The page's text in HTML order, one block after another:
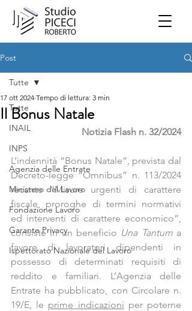
Post
Tutte
INAIL
INPS
Agenzia delle Entrate
Ministero del Lavoro
Fondazione Lavoro
Garante Privacy
Ispettorato Nazionale del Lavoro
Tutte
Il Bonus Natale
17 ott 2024 Tempo di lettura: 3 min
Notizia Flash n. 32/2024
L’indennità “Bonus Natale”, prevista dal
Decreto-legge “Omnibus” n. 113/2024
recante “Misure urgenti di carattere
fiscale, proroghe di termini normativi
ed interventi di carattere economico”,
consiste in un beneficio Una Tantum a
favore di lavoratori dipendenti in
possesso di determinati requisiti di
reddito e familiari. L’Agenzia delle
Entrate ha pubblicato, con Circolare n.
19/E, le prime indicazioni per poterne